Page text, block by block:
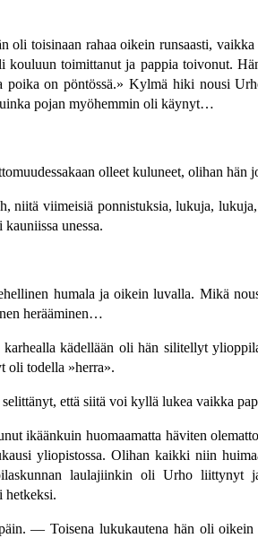
oli toisinaan rahaa oikein runsaasti,
toimittanut ja pappia toivonut.
poika on pöntössä.» Kylmä hiki nousi
pojan myöhemmin oli käynyt…
olleet kuluneet, olihan
viimeisiä ponnistuksia, lukuja,
unessa.
humala ja oikein luvalla. Mikä
herääminen…
kädellään oli hän silitellyt
oli todella »herra».
että siitä voi kyllä lukea vaikka
ikäänkuin huomaamatta häviten
yliopistossa. Olihan kaikki niin
laulajiinkin oli Urho liittynyt
hetkeksi.
— Toisena lukukautena hän oli